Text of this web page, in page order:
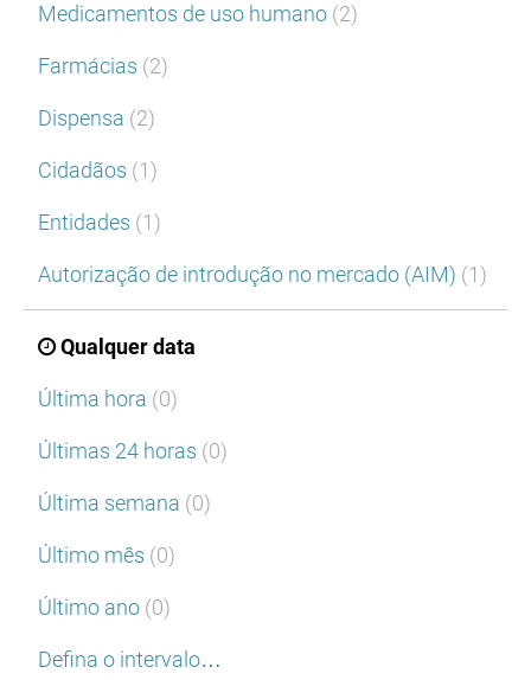
Medicamentos de uso humano (2)
Farmácias (2)
Dispensa (2)
Cidadãos (1)
Entidades (1)
Autorização de introdução no mercado (AIM) (1)
Qualquer data
Última hora (0)
Últimas 24 horas (0)
Última semana (0)
Último mês (0)
Último ano (0)
Defina o intervalo…